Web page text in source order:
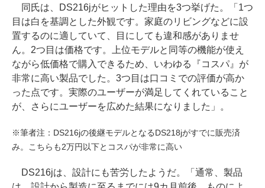
同氏は、DS216jがヒットした理由を3つ挙げた。「1つ
目は白を基調とした外観です。家庭のリビングなどに設
置するのに適していて、目にしても違和感がありませ
ん。2つ目は価格です。上位モデルと同等の機能が使え
ながら低価格で購入できるため、いわゆる『コスパ』が
非常に高い製品でした。3つ目は口コミでの評価が高か
った点です。実際のユーザーが満足してくれていること
が、さらにユーザーを広めた結果になりました」。
※筆者注：DS216jの後継モデルとなるDS218jがすでに販売済
み。こちらも2万円以下とコスパが非常に高い
DS216jは、設計にも苦労したようだ。「通常、製品